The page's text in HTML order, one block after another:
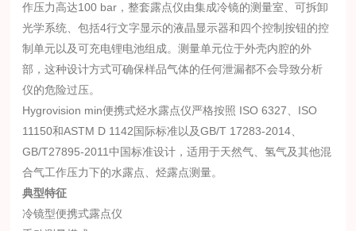
作压力高达100 bar ，整套露点仪由集成冷镜的测量室、可拆卸
光学系统、包括4行文字显示的液晶显示器和四个控制按钮的控
制单元以及可充电锂电池组成。测量单元位于外壳内腔的外
部，这种设计方式可确保样品气体的任何泄漏都不会导致分析
仪的危险过压。
Hygrovision min便携式烃水露点仪严格按照 ISO 6327
ISO
11150和ASTM D 1142国际标准以及GB/T 17283-2014
GB/T27895-2011中国标准设计，适用于天然气、氢气及其他混
合气工作压力下的水露点、烃露点测量。
典型特征
冷镜型便携式露点仪